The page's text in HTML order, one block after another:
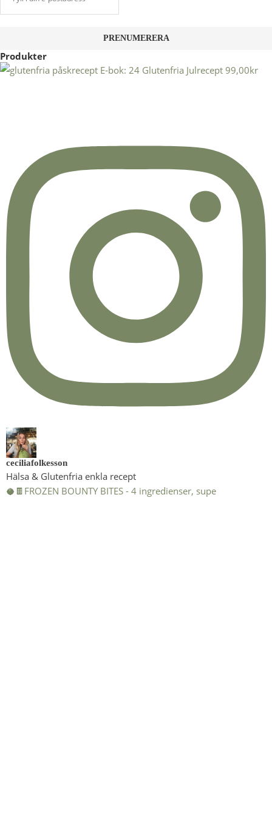
Produkter
E-bok: 24 Glutenfria Julrecept 99,00kr
ceciliafolkesson
Hälsa & Glutenfria enkla recept
🥥🍫FROZEN BOUNTY BITES - 4 ingredienser, supe